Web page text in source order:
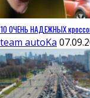
10 ОЧЕНЬ НАДЕЖНЫХ
team autoKa